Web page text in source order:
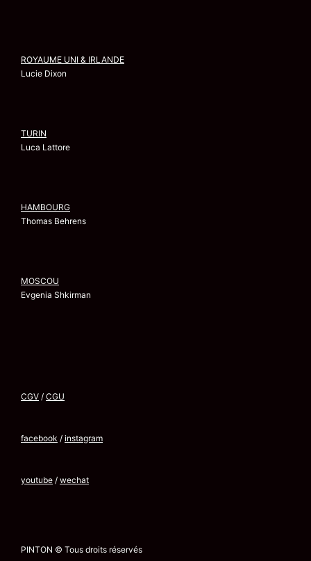
ROYAUME UNI & IRLANDE
Lucie Dixon
TURIN
Luca Lattore
HAMBOURG
Thomas Behrens
MOSCOU
Evgenia Shkirman
CGV / CGU
facebook / instagram
youtube / wechat
PINTON © Tous droits réservés